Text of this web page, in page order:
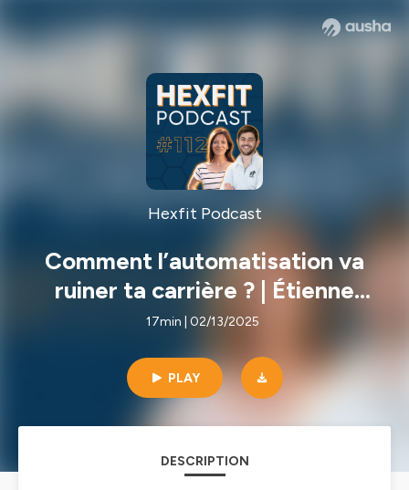
Hexfit Podcast
Comment l’automatisation va
ruiner ta carrière ? | Étienne
Dubois & Barbara Manivet
17min | 02/13/2025
PLAY
DESCRIPTION